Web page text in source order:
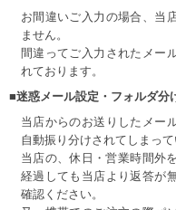
お間違いご入力の場合、当
ません。
間違ってご入力されたメー
れております。
■迷惑メール設定・フォルダ分
当店からのお送りしたメー
自動振り分けされてしまっ
当店の、休日・営業時間外
経過しても当店より返答が
確認ください。